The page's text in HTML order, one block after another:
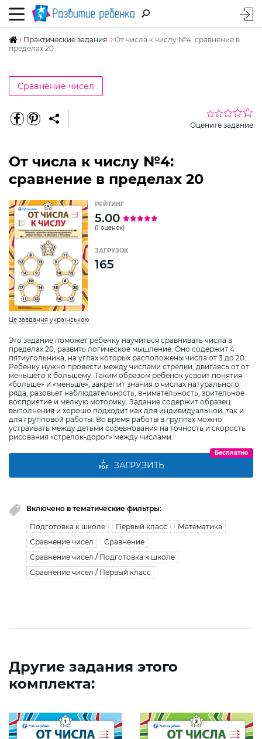
Практические задания
От числа к числу №4: сравнение в
пределах 20
Сравнение чисел
Оцените задание
От числа к числу №4:
сравнение в пределах 20
Це завдання українською
Это задание поможет ребенку научиться сравнивать числа в
пределах 20, развить логическое мышление. Оно содержит 4
пятиугольника, на углах которых расположены числа от 3 до 20.
Ребенку нужно провести между числами стрелки, двигаясь от от
меньшего к большему. Таким образом ребенок усвоит понятия
«больше» и «меньше», закрепит знания о числах натурального
ряда, разовьет наблюдательность, внимательность, зрительное
восприятие и мелкую моторику. Задание содержит образец
выполнения и хорошо подходит как для индивидуальной, так и
для групповой работы. Во время работы в группах можно
устраивать между детьми соревнования на точность и скорость
рисования «стрелок-дорог» между числами.
РЕЙТИНГ
5.00
(1 оценок)
ЗАГРУЗОК
165
ЗАГРУЗИТЬ
Бесплатно
Включено в тематические фильтры:
Подготовка к школе Первый класс
Математика
Сравнение чисел
Сравнение
Сравнение чисел / Подготовка к школе
Сравнение чисел / Первый класс
Другие задания этого
комплекта: